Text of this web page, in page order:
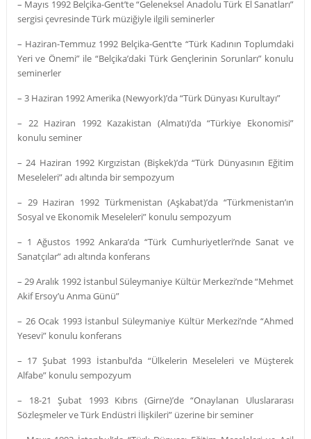
– Mayıs 1992 Belçika-Gent’te “Geleneksel Anadolu Türk El Sanatları”
sergisi çevresinde Türk müziğiyle ilgili seminerler
– Haziran-Temmuz 1992 Belçika-Gent’te “Türk Kadının Toplumdaki
Yeri ve Önemi” ile “Belçika’daki Türk Gençlerinin Sorunları” konulu
seminerler
– 3 Haziran 1992 Amerika (Newyork)’da “Türk Dünyası Kurultayı”
– 22 Haziran 1992 Kazakistan (Almatı)’da “Türkiye Ekonomisi”
konulu seminer
– 24 Haziran 1992 Kırgızistan (Bişkek)’da “Türk Dünyasının Eğitim
Meseleleri” adı altında bir sempozyum
– 29 Haziran 1992 Türkmenistan (Aşkabat)’da “Türkmenistan’ın
Sosyal ve Ekonomik Meseleleri” konulu sempozyum
– 1 Ağustos 1992 Ankara’da “Türk Cumhuriyetleri’nde Sanat ve
Sanatçılar” adı altında konferans
– 29 Aralık 1992 İstanbul Süleymaniye Kültür Merkezi’nde “Mehmet
Akif Ersoy’u Anma Günü”
– 26 Ocak 1993 İstanbul Süleymaniye Kültür Merkezi’nde “Ahmed
Yesevi” konulu konferans
– 17 Şubat 1993 İstanbul’da “Ülkelerin Meseleleri ve Müşterek
Alfabe” konulu sempozyum
– 18-21 Şubat 1993 Kıbrıs (Girne)’de “Onaylanan Uluslararası
Sözleşmeler ve Türk Endüstri İlişkileri” üzerine bir seminer